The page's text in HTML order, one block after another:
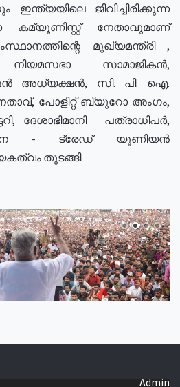
ഇന്ത്യയിലെ ജീവിച്ചിരിക്കുന്ന
കമ്യൂണിസ്റ്റ് നേതാവുമാണ്
മുഖ്യമന്ത്രി ,
നിയമസഭാ സാമാജികൻ,
അധ്യക്ഷൻ, സി. പി. ഐ.
പോളിറ്റ് ബ്യുറോ അംഗം,
ദേശാഭിമാനി പത്രാധിപർ,
- ട്രേഡ് യൂണിയൻ
തുടങ്ങി
Admin